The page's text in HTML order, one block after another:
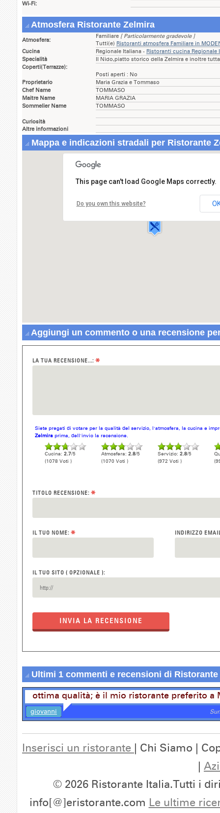
Wi-Fi:
Atmosfera Ristorante Zelmira
Atmosfera:
Familiare [ Particolarmente gradevole ]
Tutti(e) Ristoranti atmosfera Familiare in
Cucina
Regionale Italiana - Ristoranti cucina Regionale
Specialità
Il Nido,piatto storico della Zelmira e inoltre
Coperti(Terrazze):
Posti aperti : No
Proprietario
Maria Grazia e Tommaso
Chef Name
TOMMASO
Maitre Name
MARIA GRAZIA
Sommelier Name
TOMMASO
Curiosità
Altre informazioni
Mappa e indicazioni stradali per Ristorante
This page can't load Google Maps correctly.
Do you own this website?
Aggiungi un commento o una recensione
LA TUA RECENSIONE...: *
Siete pregati di votare per la qualità del servizio, l'atmosfera, la cucina e
Zelmira prima, dell'invio la recensione.
Cucina: 2.7/5
(1078 Voti )
Atmosfera: 2.8/5
(1070 Voti )
Servizio: 2.8/5
(972 Voti )
TITOLO RECENSIONE: *
IL TUO NOME: * INDIRIZZO
IL TUO SITO ( OPZIONALE ):
INVIA LA RECENSIONE
Ultimi 1 commenti e recensioni di Ristorante
ottima qualità; è il mio ristorante preferito a
giovanni
Inserisci un ristorante | Chi Siamo |
|
© 2026 Ristorante Italia.Tutti i
info[@]eristorante.com Le ultime